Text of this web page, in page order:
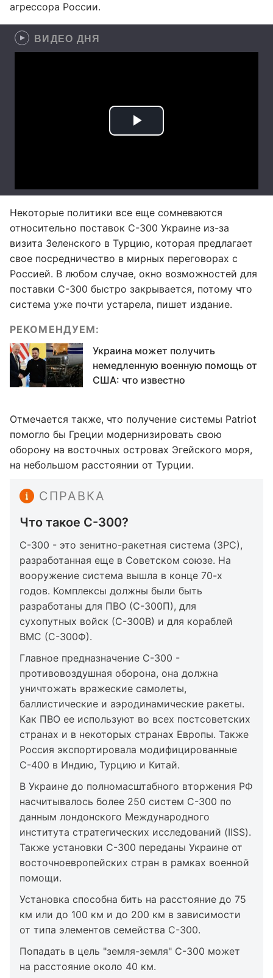
агрессора России.
ВИДЕО ДНЯ
Некоторые политики все еще сомневаются
относительно поставок С-300 Украине из-за
визита Зеленского в Турцию, которая предлагает
свое посредничество в мирных переговорах с
Россией. В любом случае, окно возможностей для
поставки С-300 быстро закрывается, потому что
система уже почти устарела, пишет издание.
РЕКОМЕНДУЕМ:
Украина может получить
немедленную военную помощь от
США: что известно
Отмечается также, что получение системы Patriot
помогло бы Греции модернизировать свою
оборону на восточных островах Эгейского моря,
на небольшом расстоянии от Турции.
СПРАВКА
Что такое С-300?
С-300 - это зенитно-ракетная система (ЗРС),
разработанная еще в Советском союзе. На
вооружение система вышла в конце 70-х
годов. Комплексы должны были быть
разработаны для ПВО (С-300П), для
сухопутных войск (С-300В) и для кораблей
ВМС (С-300Ф).
Главное предназначение С-300 -
противовоздушная оборона, она должна
уничтожать вражеские самолеты,
баллистические и аэродинамические ракеты.
Как ПВО ее используют во всех постсоветских
странах и в некоторых странах Европы. Также
Россия экспортировала модифицированные
С-400 в Индию, Турцию и Китай.
В Украине до полномасштабного вторжения РФ
насчитывалось более 250 систем С-300 по
данным лондонского Международного
института стратегических исследований (IISS).
Также установки С-300 переданы Украине от
восточноевропейских стран в рамках военной
помощи.
Установка способна бить на расстояние до 75
км или до 100 км и до 200 км в зависимости
от типа элементов семейства С-300.
Попадать в цель "земля-земля" С-300 может
на расстояние около 40 км.